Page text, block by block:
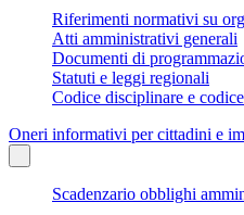
Riferimenti normativi su
Atti amministrativi generali
Documenti di
Statuti e leggi regionali
Codice disciplinare e
Oneri informativi per cittadini e
Scadenzario obblighi